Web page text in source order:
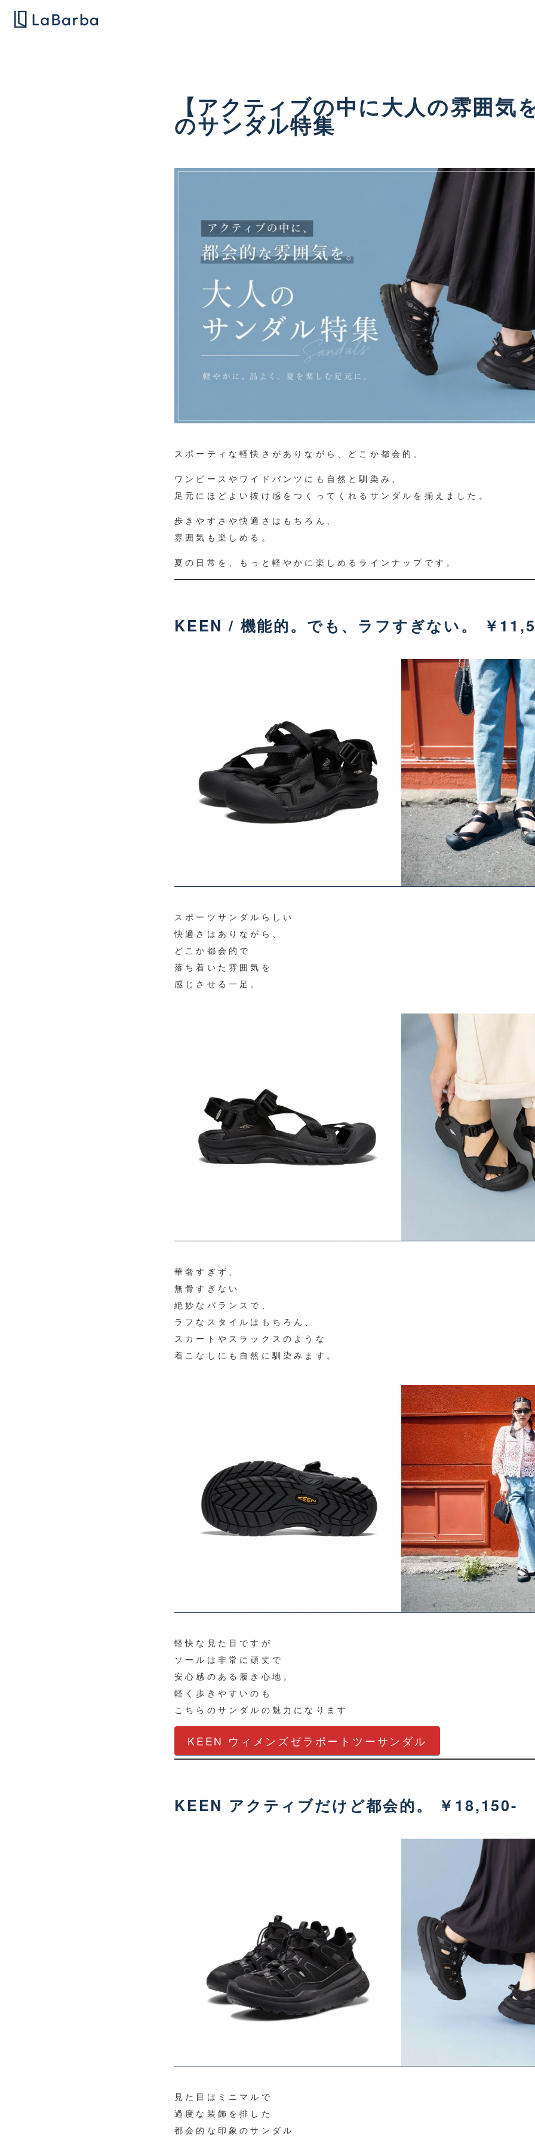
【アクティブの中に大人の雰囲気
のサンダル特集
スポーティな軽快さがありながら、どこか都会的。
ワンピースやワイドパンツにも自然と馴染み、
足元にほどよい抜け感をつくってくれるサンダルを揃えました。
歩きやすさや快適さはもちろん、
雰囲気も楽しめる。
夏の日常を、もっと軽やかに楽しめるラインナップです。
KEEN / 機能的。でも、ラフすぎない。 ￥
スポーツサンダルらしい
快適さはありながら、
どこか都会的で
落ち着いた雰囲気を
感じさせる一足。
華奢すぎず、
無骨すぎない
絶妙なバランスで、
ラフなスタイルはもちろん、
スカートやスラックスのような
着こなしにも自然に馴染みます。
軽快な見た目ですが
ソールは非常に頑丈で
安心感のある履き心地。
軽く歩きやすいのも
こちらのサンダルの魅力になります
KEEN ウィメンズゼラポートツーサンダル
KEEN アクティブだけど都会的。 ￥18,150-
見た目はミニマルで
過度な装飾を排した
都会的な印象のサンダル